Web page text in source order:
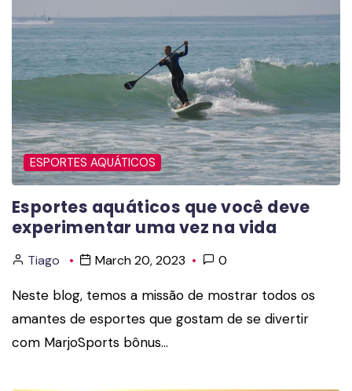
ESPORTES AQUÁTICOS
Esportes aquáticos que você deve
experimentar uma vez na vida
Tiago March 20, 2023 0
Neste blog, temos a missão de mostrar todos os
amantes de esportes que gostam de se divertir
com MarjoSports bônus…